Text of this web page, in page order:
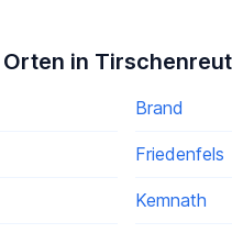
in
Brand
Friedenfels
Kemnath